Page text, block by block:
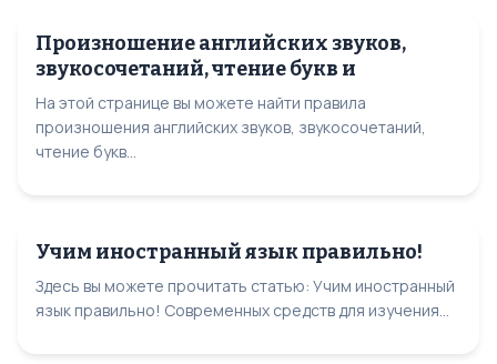
Произношение английских звуков,
звукосочетаний, чтение букв и
На этой странице вы можете найти правила
произношения английских звуков, звукосочетаний,
чтение букв...
Учим иностранный язык правильно!
Здесь вы можете прочитать статью: Учим иностранный
язык правильно! Современных средств для изучения...